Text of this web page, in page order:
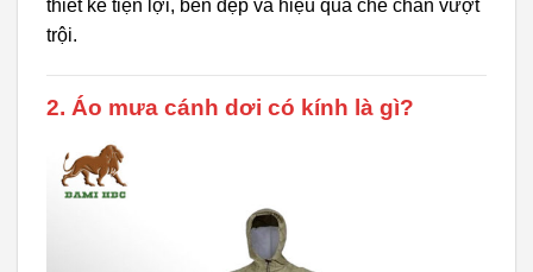
thiết kế tiện lợi, bền đẹp và hiệu quả che chắn vượt
trội.
2. Áo mưa cánh dơi có kính là gì?